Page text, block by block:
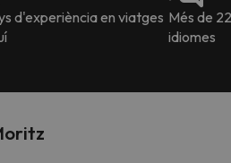
d'experiència en viatges Més de
idiomes